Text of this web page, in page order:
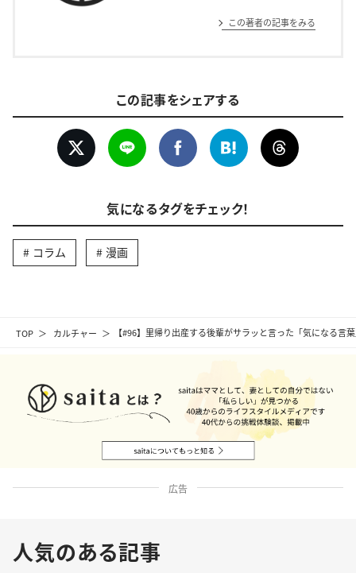
TOP カルチャー 【#96】里帰り出産する後輩がサラッと言った「気になる言
この著者の記事をみる
この記事をシェアする
気になるタグをチェック！
コラム 漫画
広告
人気のある記事